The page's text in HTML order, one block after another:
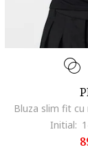
Bluza slim fit
Initial: